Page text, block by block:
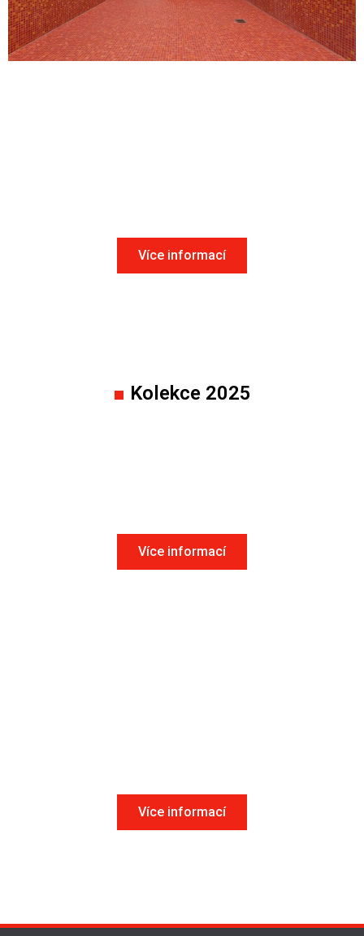
Více informací
■ Kolekce 2025
Více informací
Více informací